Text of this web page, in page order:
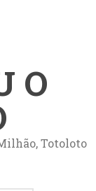
O
Totoloto